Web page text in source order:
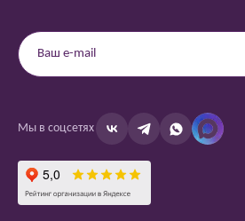
Мы в соцсетях